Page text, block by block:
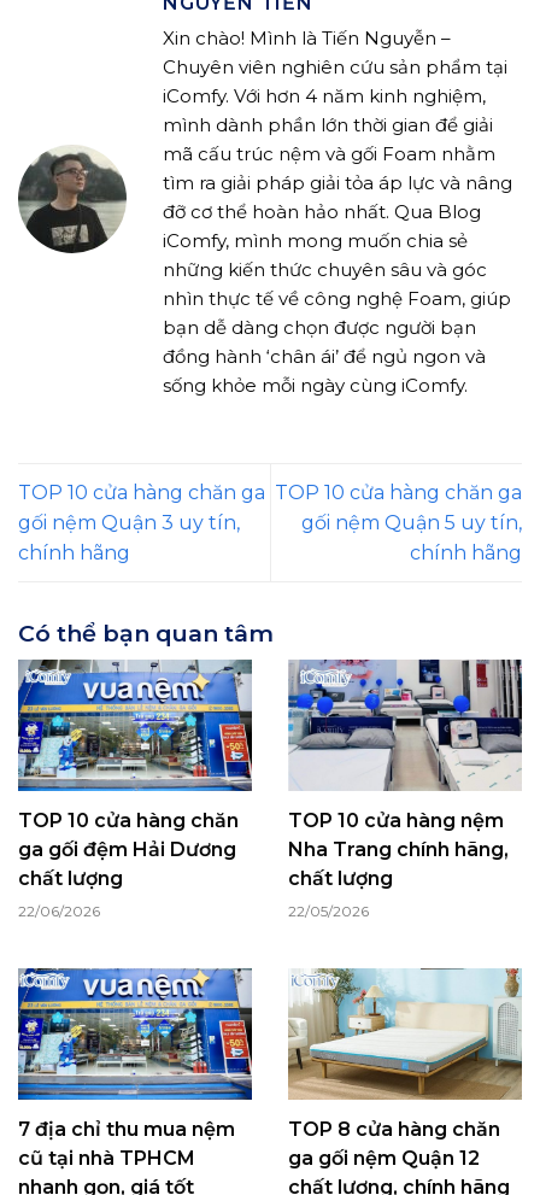
Xin chào! Mình là Tiến Nguyễn –
Chuyên viên nghiên cứu sản phẩm tại
iComfy. Với hơn 4 năm kinh nghiệm,
mình dành phần lớn thời gian để giải
mã cấu trúc nệm và gối Foam nhằm
tìm ra giải pháp giải tỏa áp lực và nâng
đỡ cơ thể hoàn hảo nhất. Qua Blog
iComfy, mình mong muốn chia sẻ
những kiến thức chuyên sâu và góc
nhìn thực tế về công nghệ Foam, giúp
bạn dễ dàng chọn được người bạn
đồng hành ‘chân ái’ để ngủ ngon và
sống khỏe mỗi ngày cùng iComfy.
TOP 10 cửa hàng chăn ga
gối nệm Quận 3 uy tín,
chính hãng
TOP 10 cửa hàng chăn ga
gối nệm Quận 5 uy tín,
chính hãng
Có thể bạn quan tâm
TOP 10 cửa hàng chăn
ga gối đệm Hải Dương
chất lượng
22/06/2026
TOP 10 cửa hàng nệm
Nha Trang chính hãng,
chất lượng
22/05/2026
7 địa chỉ thu mua nệm
cũ tại nhà TPHCM
nhanh gọn, giá tốt
TOP 8 cửa hàng chăn
ga gối nệm Quận 12
chất lượng, chính hãng